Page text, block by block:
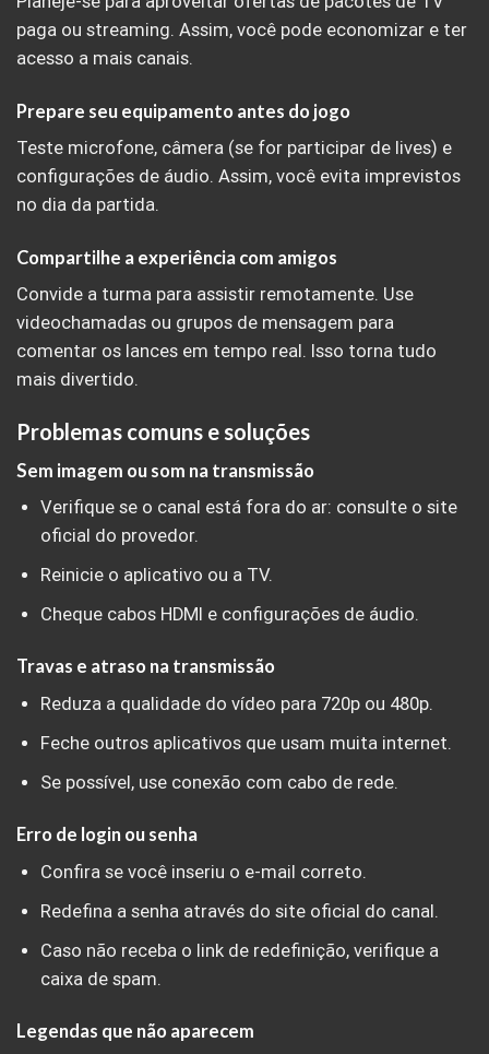
paga ou streaming. Assim, você pode economizar e ter
acesso a mais canais.
Prepare seu equipamento antes do jogo
Teste microfone, câmera (se for participar de lives) e
configurações de áudio. Assim, você evita imprevistos
no dia da partida.
Compartilhe a experiência com amigos
Convide a turma para assistir remotamente. Use
videochamadas ou grupos de mensagem para
comentar os lances em tempo real. Isso torna tudo
mais divertido.
Problemas comuns e soluções
Sem imagem ou som na transmissão
Verifique se o canal está fora do ar: consulte o site
oficial do provedor.
Reinicie o aplicativo ou a TV.
Cheque cabos HDMI e configurações de áudio.
Travas e atraso na transmissão
Reduza a qualidade do vídeo para 720p ou 480p.
Feche outros aplicativos que usam muita internet.
Se possível, use conexão com cabo de rede.
Erro de login ou senha
Confira se você inseriu o e-mail correto.
Redefina a senha através do site oficial do canal.
Caso não receba o link de redefinição, verifique a
caixa de spam.
Legendas que não aparecem